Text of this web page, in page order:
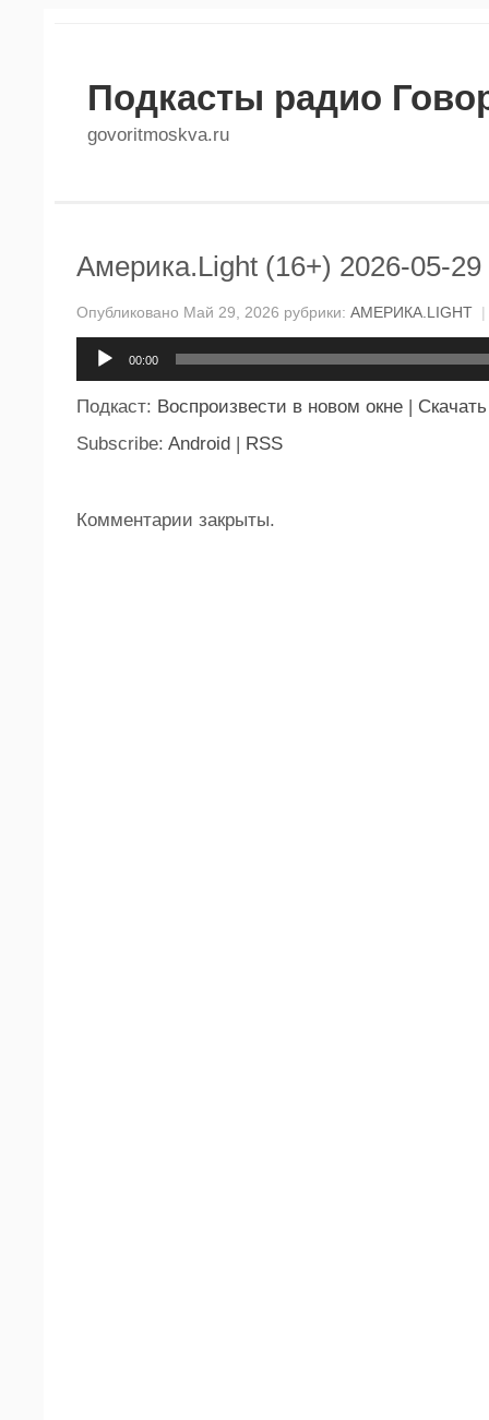
Подкасты радио
govoritmoskva.ru
Америка.Light (16+) 2026-05-29
Опубликовано Май 29, 2026 рубрики: АМЕРИКА.LIGHT |
00:00
Подкаст: Воспроизвести в новом окне | Скачать
Subscribe: Android | RSS
Комментарии закрыты.